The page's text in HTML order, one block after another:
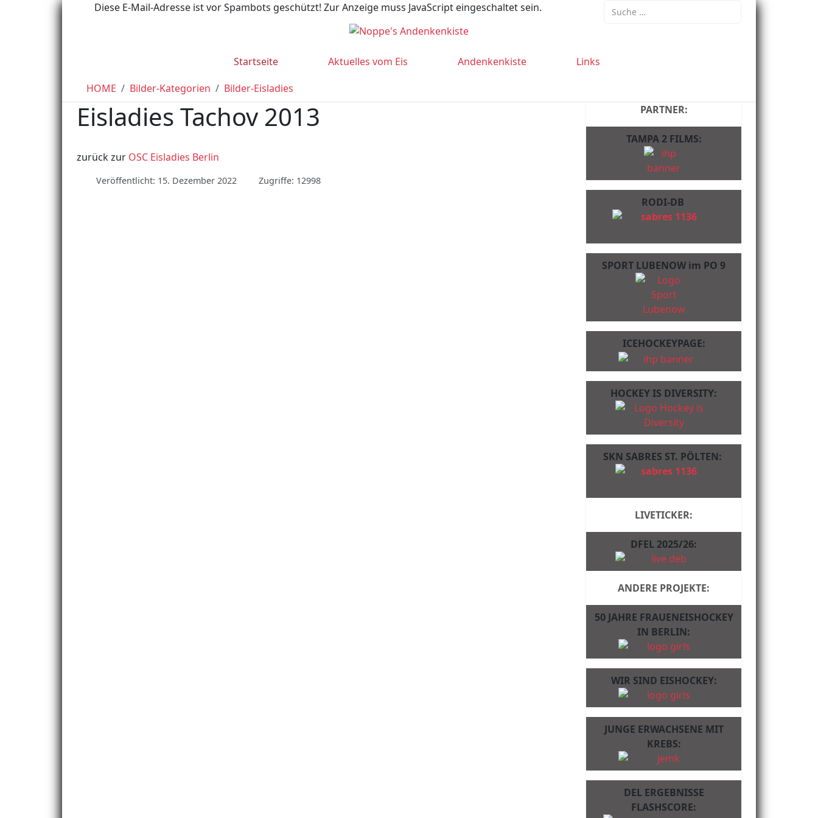
Diese E-Mail-Adresse ist vor Spambots geschützt! Zur Anzeige muss JavaScript eingeschaltet sein. Suchen
Startseite Aktuelles vom Eis Andenkenkiste
Links
HOME
Bilder-Kategorien Bilder-Eisladies
Eisladies Tachov 2013
zurück zur OSC Eisladies Berlin
Veröffentlicht: 15. Dezember 2022 Zugriffe: 12998
PARTNER:
TAMPA 2 FILMS:
RODI-DB
SPORT LUBENOW im PO 9
ICEHOCKEYPAGE:
HOCKEY IS DIVERSITY:
SKN SABRES ST. PÖLTEN:
LIVETICKER:
DFEL 2025/26:
ANDERE PROJEKTE:
50 JAHRE FRAUENEISHOCKEY
IN BERLIN:
WIR SIND EISHOCKEY:
JUNGE ERWACHSENE MIT
KREBS:
DEL ERGEBNISSE
FLASHSCORE: